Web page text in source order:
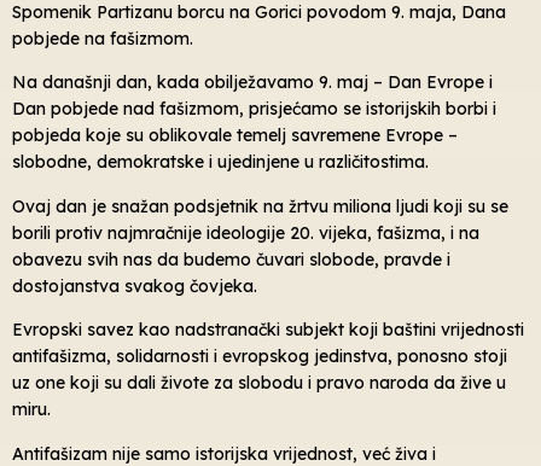
Spomenik Partizanu borcu na Gorici povodom 9. maja, Dana
pobjede na fašizmom.
Na današnji dan, kada obilježavamo 9. maj – Dan Evrope i
Dan pobjede nad fašizmom, prisjećamo se istorijskih borbi i
pobjeda koje su oblikovale temelj savremene Evrope –
slobodne, demokratske i ujedinjene u različitostima.
Ovaj dan je snažan podsjetnik na žrtvu miliona ljudi koji su se
borili protiv najmračnije ideologije 20. vijeka, fašizma, i na
obavezu svih nas da budemo čuvari slobode, pravde i
dostojanstva svakog čovjeka.
Evropski savez kao nadstranački subjekt koji baštini vrijednosti
antifašizma, solidarnosti i evropskog jedinstva, ponosno stoji
uz one koji su dali živote za slobodu i pravo naroda da žive u
miru.
Antifašizam nije samo istorijska vrijednost, već živa i